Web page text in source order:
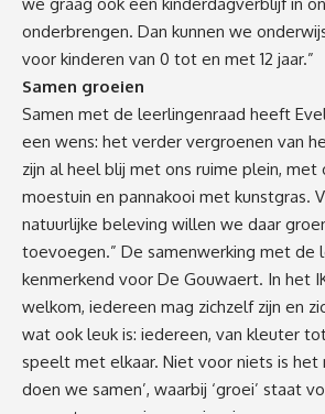
onderbrengen. Dan kunnen we
voor kinderen van 0 tot en met 12 jaar.”
Samen groeien
Samen met de leerlingenraad heeft
een wens: het verder vergroenen van
zijn al heel blij met ons ruime plein, met
moestuin en pannakooi met kunstgras.
natuurlijke beleving willen we daar
toevoegen.” De samenwerking met de
kenmerkend voor De Gouwaert. In het
welkom, iedereen mag zichzelf zijn en
wat ook leuk is: iedereen, van kleuter
speelt met elkaar. Niet voor niets is het
doen we samen’, waarbij ‘groei’ staat